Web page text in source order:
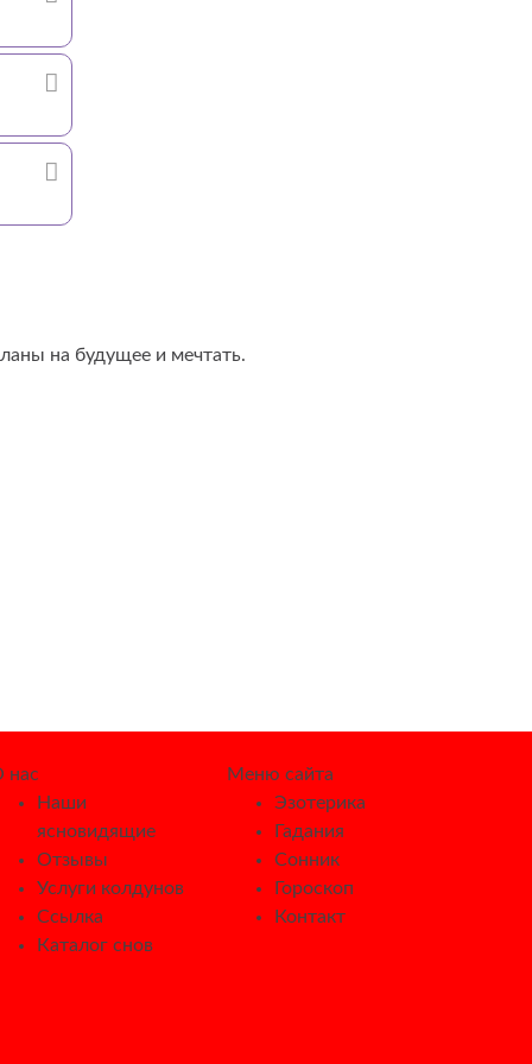
на будущее и мечтать.
нас
Наши
ясновидящие
Отзывы
Услуги колдунов
Ссылка
Каталог снов
Меню сайта
Эзотерика
Гадания
Сонник
Гороскоп
Контакт